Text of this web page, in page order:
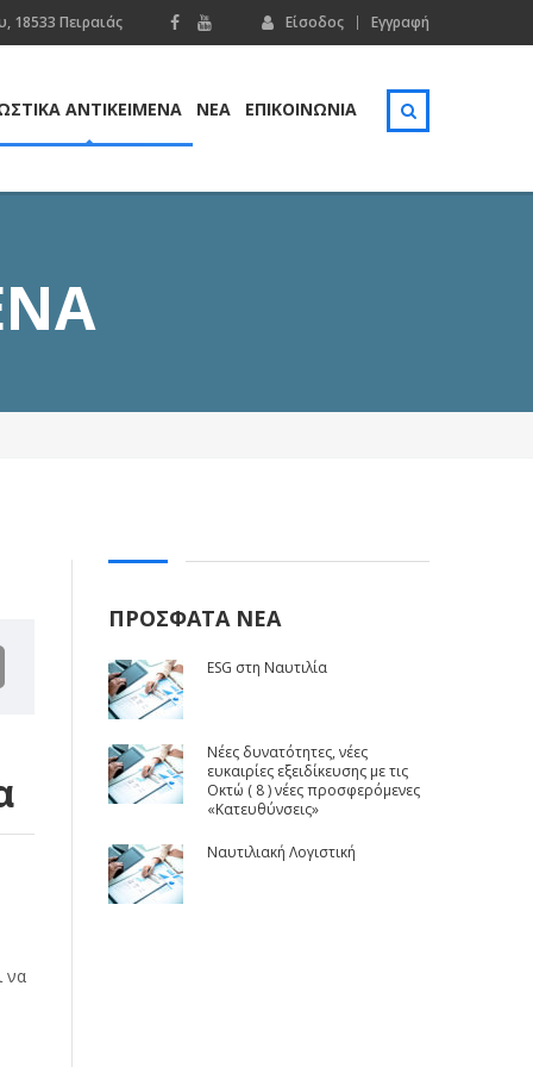
Είσοδος Εγγραφή
18533 Πειραιάς
ΑΝΤΙΚΕΙΜΕΝΑ ΝΕΑ ΕΠΙΚΟΙΝΩΝΊΑ
να
ΠΡΟΣΦΑΤΑ ΝΕΑ
ESG στη Ναυτιλία
Νέες δυνατότητες, νέες
ευκαιρίες εξειδίκευσης με τις
Οκτώ ( 8 ) νέες προσφερόμενες
«Κατευθύνσεις»
Ναυτιλιακή Λογιστική